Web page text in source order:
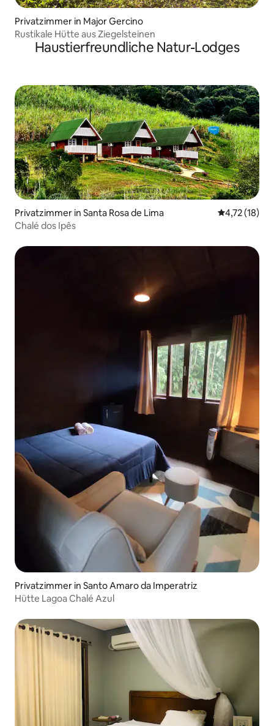
Privatzimmer in Major Gercino
Rustikale Hütte aus Ziegelsteinen
Haustierfreundliche Natur-Lodges
Privatzimmer in Santa Rosa de Lima
4,72 (18)
Chalé dos Ipês
Privatzimmer in Santo Amaro da Imperatriz
Hütte Lagoa Chalé Azul